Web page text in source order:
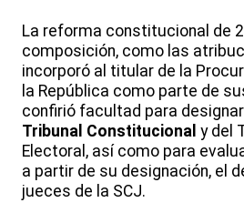
La reforma constitucional de
composición, como las
incorporó al titular de la
la República como parte de
confirió facultad para
Tribunal Constitucional y del
Electoral, así como para
a partir de su designación, el
jueces de la SCJ.